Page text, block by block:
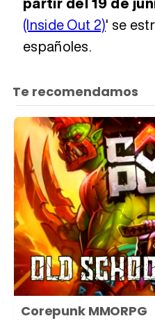
(Inside Out 2)' se
españoles.
Corepunk MMORPG